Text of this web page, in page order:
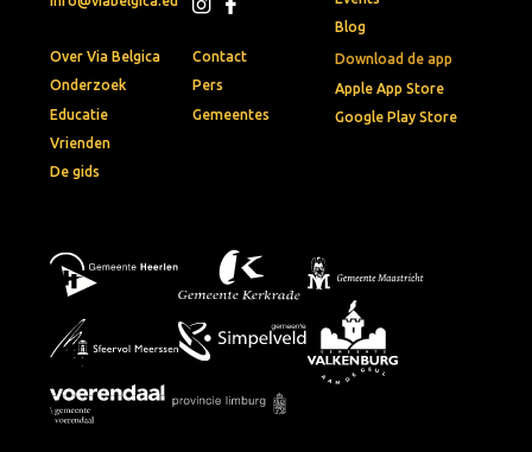
Download de app
Apple App Store
Google Play Store
Blog
Over Via Belgica
Onderzoek
Educatie
Vrienden
De gids
Contact
Pers
Gemeentes